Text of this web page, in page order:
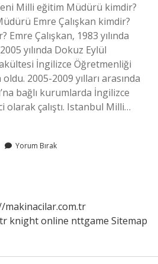
Milli eğitim Müdürü kimdir?
Emre Çalışkan kimdir?
Emre Çalışkan, 1983 yılında
yılında Dokuz Eylül
İngilizce Öğretmenliği
2005-2009 yılları arasında
bağlı kurumlarda İngilizce
olarak çalıştı. Istanbul Milli…
Yorum Bırak
makinacilar.com.tr
knight online nttgame Sitemap